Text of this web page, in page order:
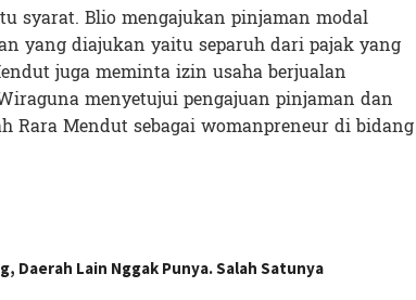
syarat. Blio mengajukan pinjaman modal
yang diajukan yaitu separuh dari pajak yang
juga meminta izin usaha berjualan
menyetujui pengajuan pinjaman dan
Mendut sebagai womanpreneur di bidang
Daerah Lain Nggak Punya. Salah Satunya